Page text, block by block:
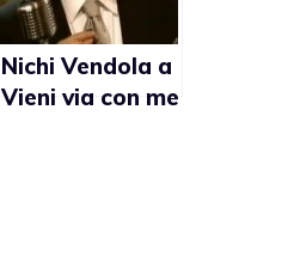
Nichi Vendola a
Vieni via con me